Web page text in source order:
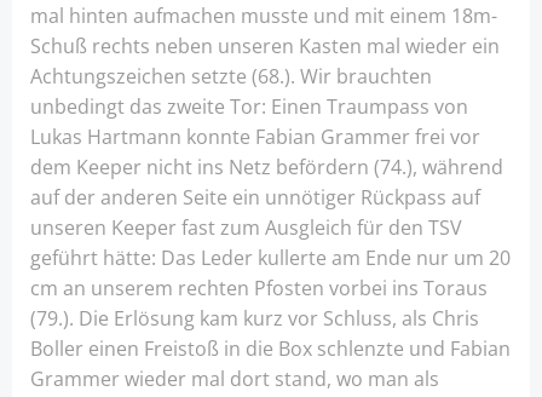
mal hinten aufmachen musste und mit einem 18m-
Schuß rechts neben unseren Kasten mal wieder ein
Achtungszeichen setzte (68.). Wir brauchten
unbedingt das zweite Tor: Einen Traumpass von
Lukas Hartmann konnte Fabian Grammer frei vor
dem Keeper nicht ins Netz befördern (74.), während
auf der anderen Seite ein unnötiger Rückpass auf
unseren Keeper fast zum Ausgleich für den TSV
geführt hätte: Das Leder kullerte am Ende nur um 20
cm an unserem rechten Pfosten vorbei ins Toraus
(79.). Die Erlösung kam kurz vor Schluss, als Chris
Boller einen Freistoß in die Box schlenzte und Fabian
Grammer wieder mal dort stand, wo man als